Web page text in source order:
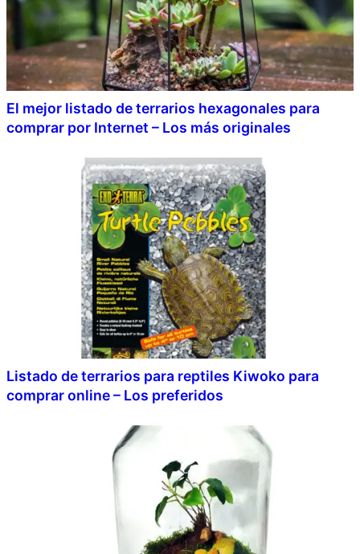
El mejor listado de terrarios hexagonales para
comprar por Internet – Los más originales
Listado de terrarios para reptiles Kiwoko para
comprar online – Los preferidos